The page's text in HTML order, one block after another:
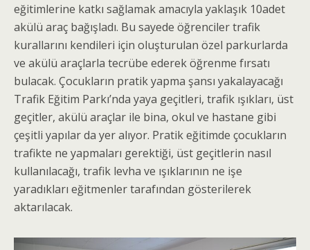
eğitimlerine katkı sağlamak amacıyla yaklaşık 10adet
akülü araç bağışladı. Bu sayede öğrenciler trafik
kurallarını kendileri için oluşturulan özel parkurlarda
ve akülü araçlarla tecrübe ederek öğrenme fırsatı
bulacak. Çocukların pratik yapma şansı yakalayacağı
Trafik Eğitim Parkı’nda yaya geçitleri, trafik ışıkları, üst
geçitler, akülü araçlar ile bina, okul ve hastane gibi
çeşitli yapılar da yer alıyor. Pratik eğitimde çocukların
trafikte ne yapmaları gerektiği, üst geçitlerin nasıl
kullanılacağı, trafik levha ve ışıklarının ne işe
yaradıkları eğitmenler tarafından gösterilerek
aktarılacak.